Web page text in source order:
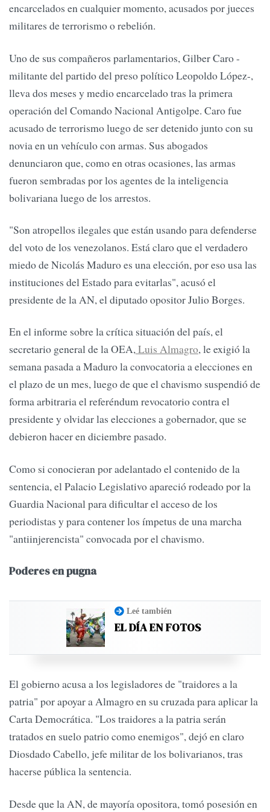
encarcelados en cualquier momento, acusados por jueces
militares de terrorismo o rebelión.
Uno de sus compañeros parlamentarios, Gilber Caro -
militante del partido del preso político Leopoldo López-,
lleva dos meses y medio encarcelado tras la primera
operación del Comando Nacional Antigolpe. Caro fue
acusado de terrorismo luego de ser detenido junto con su
novia en un vehículo con armas. Sus abogados
denunciaron que, como en otras ocasiones, las armas
fueron sembradas por los agentes de la inteligencia
bolivariana luego de los arrestos.
"Son atropellos ilegales que están usando para defenderse
del voto de los venezolanos. Está claro que el verdadero
miedo de Nicolás Maduro es una elección, por eso usa las
instituciones del Estado para evitarlas", acusó el
presidente de la AN, el diputado opositor Julio Borges.
En el informe sobre la crítica situación del país, el
secretario general de la OEA,Luis Almagro, le exigió la
semana pasada a Maduro la convocatoria a elecciones en
el plazo de un mes, luego de que el chavismo suspendió de
forma arbitraria el referéndum revocatorio contra el
presidente y olvidar las elecciones a gobernador, que se
debieron hacer en diciembre pasado.
Como si conocieran por adelantado el contenido de la
sentencia, el Palacio Legislativo apareció rodeado por la
Guardia Nacional para dificultar el acceso de los
periodistas y para contener los ímpetus de una marcha
"antiinjerencista" convocada por el chavismo.
Poderes en pugna
Leé también
EL DÍA EN FOTOS
El gobierno acusa a los legisladores de "traidores a la
patria" por apoyar a Almagro en su cruzada para aplicar la
Carta Democrática. "Los traidores a la patria serán
tratados en suelo patrio como enemigos", dejó en claro
Diosdado Cabello, jefe militar de los bolivarianos, tras
hacerse pública la sentencia.
Desde que la AN, de mayoría opositora, tomó posesión en